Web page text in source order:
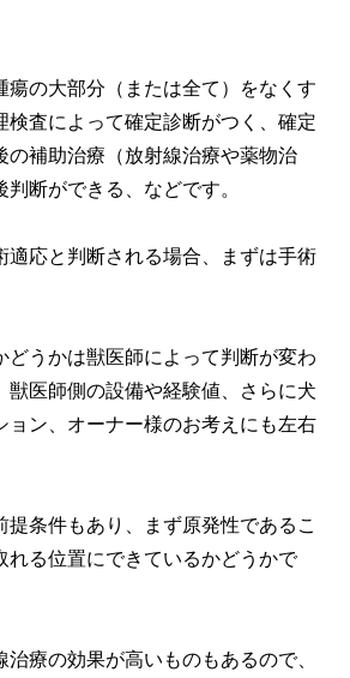
瘍の大部分（または全て）をなくす
検査によって確定診断がつく、確定
の補助治療（放射線治療や薬物治
断ができる、などです。
適応と判断される場合、まずは手術
どうかは獣医師によって判断が変わ
獣医師側の設備や経験値、さらに犬
ョン、オーナー様のお考えにも左右
条件もあり、まず原発性であるこ
れる位置にできているかどうかで
療の効果が高いものもあるので、